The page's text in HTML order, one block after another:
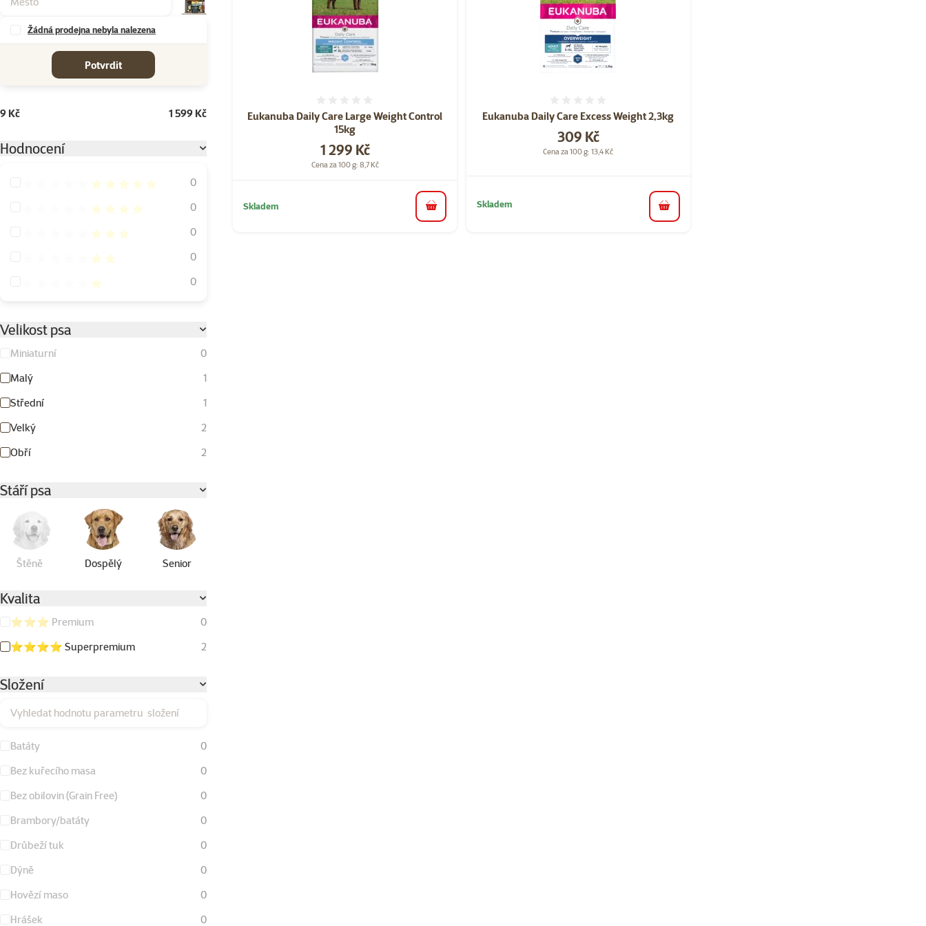
Žádná prodejna nebyla nalezena
Potvrdit
9 Kč 1 599 Kč
Hodnocení
Hodnocení 100%
0
Hodnocení 80%
0
Hodnocení 60%
0
Hodnocení 40%
0
Hodnocení 20%
0
Velikost psa
Miniaturní
0
Malý
1
Střední
1
Velký
2
Obří
2
Stáří psa
Štěně Dospělý Senior
Kvalita
⭐⭐⭐ Premium
0
⭐⭐⭐⭐ Superpremium
2
Složení
Vyhledat hodnotu parametru složení
Batáty
0
Bez kuřecího masa
0
Bez obilovin (Grain Free)
0
Brambory/batáty
0
Drůbeží tuk
0
Dýně
0
Hovězí maso
0
Hrášek
0
Eukanuba Daily Care Large Weight Control
15kg
Cena
1 299 Kč
Cena za 100 g: 8,7 Kč
Skladem do košíku
Eukanuba Daily Care Excess Weight 2,3kg
Cena
309 Kč
Cena za 100 g: 13,4 Kč
Skladem
do košíku